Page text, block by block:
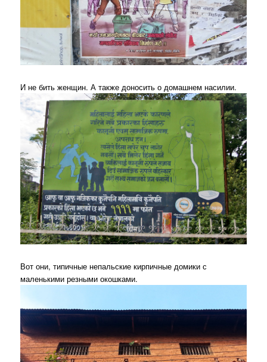
И не бить женщин. А также доносить о домашнем насилии.
Вот они, типичные непальские кирпичные домики с
маленькими резными окошками.